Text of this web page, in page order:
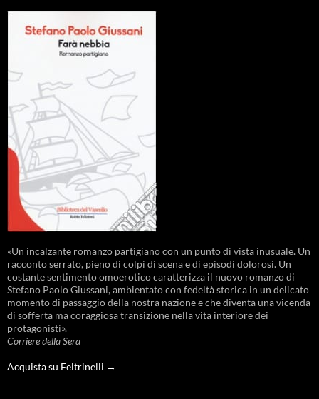
«Un incalzante romanzo partigiano con un punto di vista inusuale. Un
racconto serrato, pieno di colpi di scena e di episodi dolorosi. Un
costante sentimento omoerotico caratterizza il nuovo romanzo di
Stefano Paolo Giussani, ambientato con fedeltà storica in un delicato
momento di passaggio della nostra nazione e che diventa una vicenda
di sofferta ma coraggiosa transizione nella vita interiore dei
protagonisti».
Corriere della Sera
Acquista su Feltrinelli →